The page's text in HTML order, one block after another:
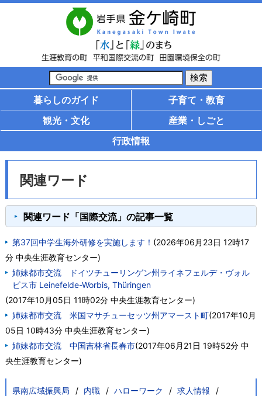
暮らしのガイド
子育て・教育
観光・文化
産業・しごと
行政情報
関連ワード
関連ワード「国際交流」の記事一覧
第37回中学生海外研修を実施します！ (2026年06月23日 12時17
分 中央生涯教育センター)
姉妹都市交流 ドイツチューリンゲン州ライネフェルデ・ヴォル
ビス市 Leinefelde-Worbis, Thüringen
(2017年10月05日 11時02分 中央生涯教育センター)
姉妹都市交流 米国マサチューセッツ州アマースト町(2017年10月
05日 10時43分 中央生涯教育センター)
姉妹都市交流 中国吉林省長春市(2017年06月21日 19時52分 中
央生涯教育センター)
県南広域振興局 内職 ハローワーク
求人情報